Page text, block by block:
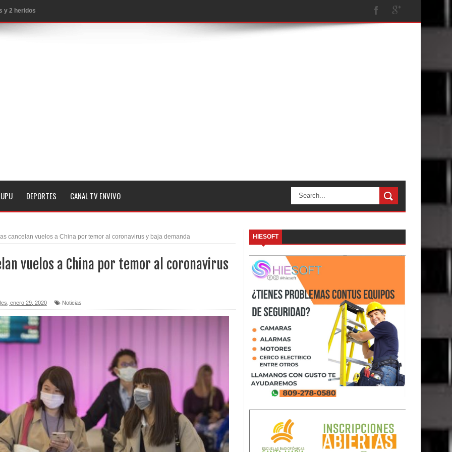
y 2 heridos
bienes culturales desatendidos
en varias provincias
QUE YA ESTAN ABIERTAS LAS INSCRIPCIONES
de RD
histórico
durante operativo en Moca
Capital”
dormía en local de Samaná
y suegra
mil empleos
por afirmaciones sobre comicios
y herir a dos
DEPORTES CANAL TV ENVIVO
cancelan vuelos a China por temor al coronavirus y baja demanda
vuelos a China por temor al coronavirus
enero 29, 2020 Noticias
HIESOFT